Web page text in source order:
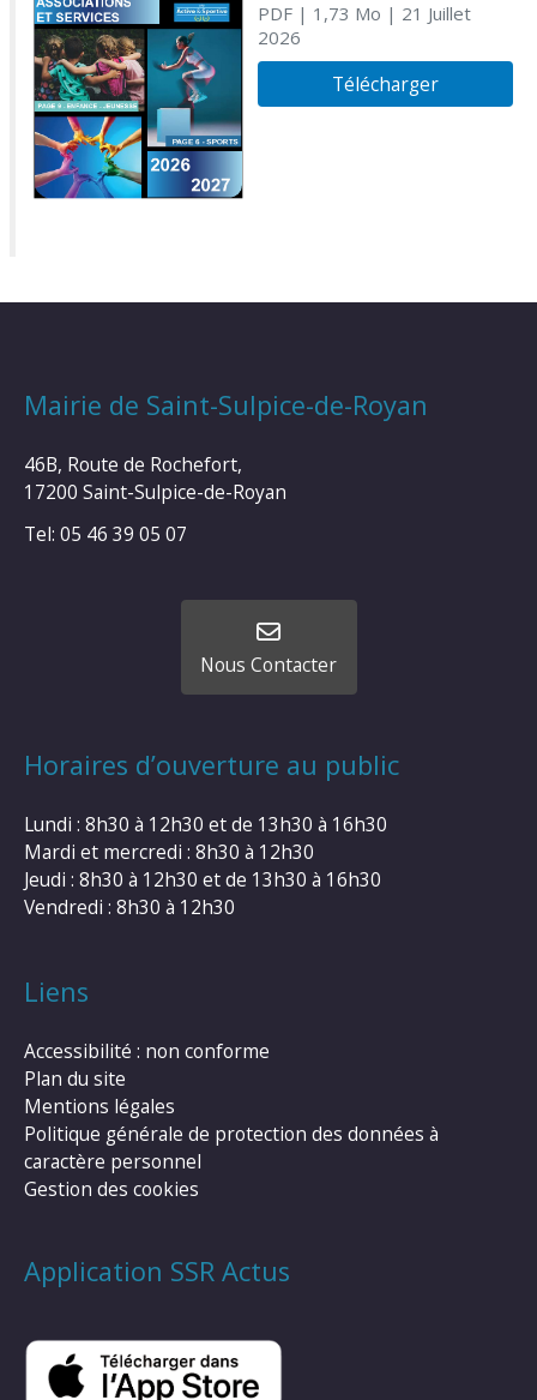
PDF| 1,73 Mo | 21 Juillet
2026
Télécharger
Mairie de Saint-Sulpice-de-Royan
46B, Route de Rochefort,
17200 Saint-Sulpice-de-Royan
Tel: 05 46 39 05 07
Nous Contacter
Horaires d’ouverture au public
Lundi : 8h30 à 12h30 et de 13h30 à 16h30
Mardi et mercredi : 8h30 à 12h30
Jeudi : 8h30 à 12h30 et de 13h30 à 16h30
Vendredi : 8h30 à 12h30
Liens
Accessibilité : non conforme
Plan du site
Mentions légales
Politique générale de protection des données à
caractère personnel
Gestion des cookies
Application SSR Actus